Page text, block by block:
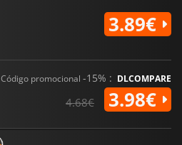
3.89€
Código promocional -15% : DLCOMPARE
4.68€ 3.98€